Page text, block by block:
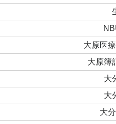
大原医
大原簿
大
大
大